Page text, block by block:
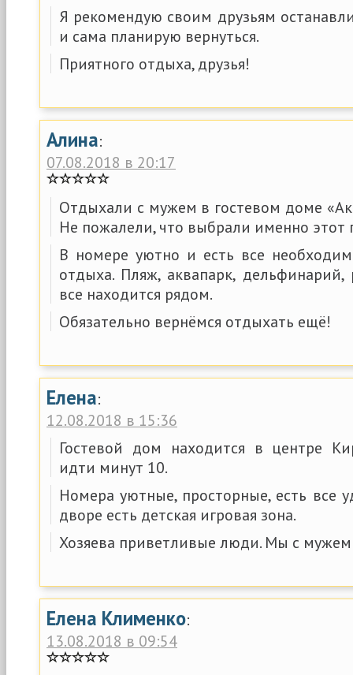
Я рекомендую своим друзьям
и сама планирую вернуться.
Приятного отдыха, друзья!
Алина:
07.08.2018 в 20:17
Отдыхали с мужем в гостевом доме
Не пожалели, что выбрали именно этот
В номере уютно и есть все
отдыха. Пляж, аквапарк,
все находится рядом.
Обязательно вернёмся отдыхать ещё!
Елена:
12.08.2018 в 15:36
Гостевой дом находится в центре
идти минут 10.
Номера уютные, просторные, есть все
дворе есть детская игровая зона.
Хозяева приветливые люди. Мы с
Елена Клименко:
13.08.2018 в 09:54